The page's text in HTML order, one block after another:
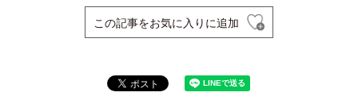
この記事をお気に入りに追加